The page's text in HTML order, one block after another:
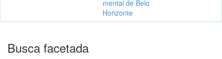
mental de Belo
Horizonte
Busca facetada